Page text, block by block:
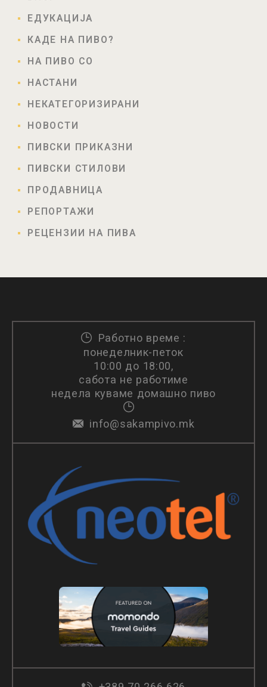
ЕДУКАЦИЈА
КАДЕ НА ПИВО?
НА ПИВО СО
НАСТАНИ
НЕКАТЕГОРИЗИРАНИ
НОВОСТИ
ПИВСКИ ПРИКАЗНИ
ПИВСКИ СТИЛОВИ
ПРОДАВНИЦА
РЕПОРТАЖИ
РЕЦЕНЗИИ НА ПИВА
Работно време :
понеделник-петок
10:00 до 18:00,
сабота не работиме
недела куваме домашно пиво
info@sakampivo.mk